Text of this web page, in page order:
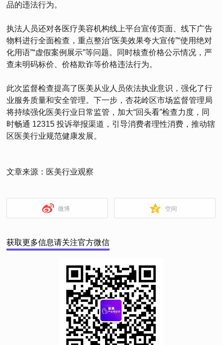
品的违法行为。
执法人员还对各医疗美容机构线上平台宣传页面、线下广告
物料进行全面检查，重点整治“医美效果夸大宣传”“使用绝对
化用语”“虚假案例展示”等问题。同时核查价格公示情况，严
查未明码标价、价格欺诈等价格违法行为。
此次监督检查提高了医美从业人员依法执业意识，强化了行
业服务质量和安全管理。下一步，杏花岭区市场监督管理局
将持续强化医美行业日常监管，加大“回头看”检查力度，同
时畅通 12315 投诉举报渠道，引导消费者理性消费，推动辖
区医美行业规范健康发展。
文章来源：医美行业观察
微博 空间
获取更多信息请关注官方微信